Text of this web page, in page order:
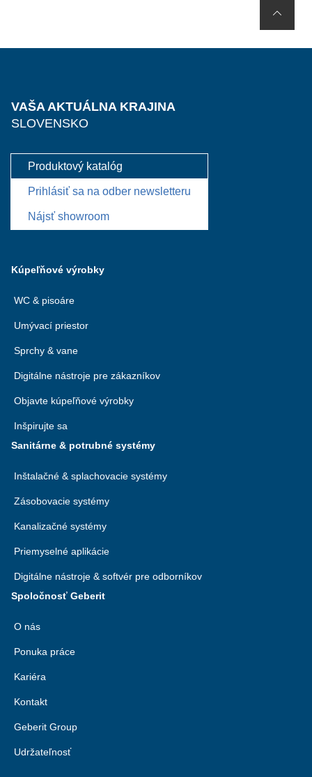
VAŠA AKTUÁLNA KRAJINA
SLOVENSKO
Produktový katalóg
Prihlásiť sa na odber newsletteru
Nájsť showroom
Kúpeľňové výrobky
WC & pisoáre
Umývací priestor
Sprchy & vane
Digitálne nástroje pre zákazníkov
Objavte kúpeľňové výrobky
Inšpirujte sa
Sanitárne & potrubné systémy
Inštalačné & splachovacie systémy
Zásobovacie systémy
Kanalizačné systémy
Priemyselné aplikácie
Digitálne nástroje & softvér pre odborníkov
Spoločnosť Geberit
O nás
Ponuka práce
Kariéra
Kontakt
Geberit Group
Udržateľnosť